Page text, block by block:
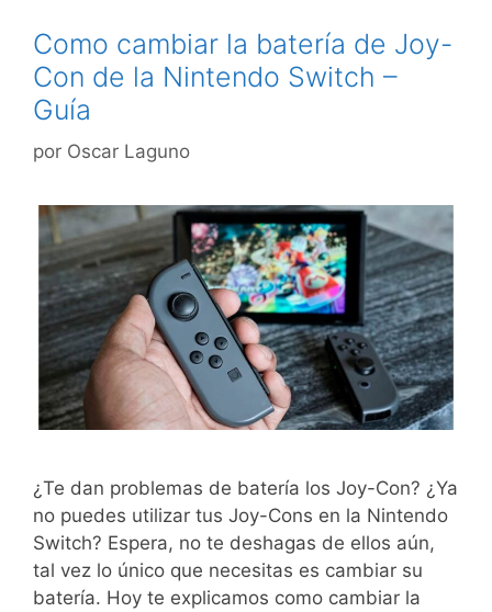
Como cambiar la batería de Joy-
Con de la Nintendo Switch –
Guía
por Oscar Laguno
¿Te dan problemas de batería los Joy-Con? ¿Ya
no puedes utilizar tus Joy-Cons en la Nintendo
Switch? Espera, no te deshagas de ellos aún,
tal vez lo único que necesitas es cambiar su
batería. Hoy te explicamos como cambiar la